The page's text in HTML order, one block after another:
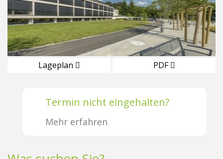
Lageplan PDF
Termin nicht eingehalten?
Mehr erfahren